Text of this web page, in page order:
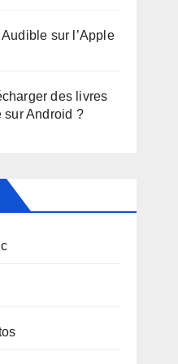
sur l’Apple
des livres
sur Android ?